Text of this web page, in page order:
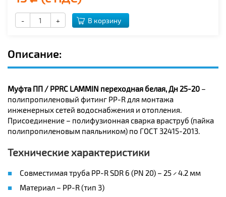
- + В корзину
Описание:
Муфта ПП / PPRC LAMMIN переходная белая, Дн 25-20 –
полипропиленовый фитинг PP-R для монтажа
инженерных сетей водоснабжения и отопления.
Присоединение – полифузионная сварка враструб (пайка
полипропиленовым паяльником) по ГОСТ 32415-2013.
Технические характеристики
Совместимая труба PP-R SDR 6 (PN 20) – 25 × 4.2 мм
Материал – PP-R (тип 3)